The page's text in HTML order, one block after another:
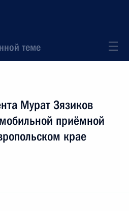
теме
Мурат Зязиков
приёмной
крае